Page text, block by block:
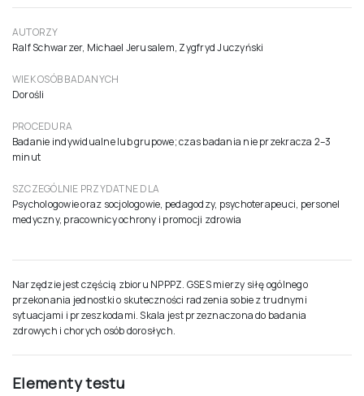
AUTORZY
Ralf Schwarzer, Michael Jerusalem, Zygfryd Juczyński
WIEK OSÓB BADANYCH
Dorośli
PROCEDURA
Badanie indywidualne lub grupowe; czas badania nie przekracza 2–3
minut
SZCZEGÓLNIE PRZYDATNE DLA
Psychologowie oraz socjologowie, pedagodzy, psychoterapeuci, personel
medyczny, pracownicy ochrony i promocji zdrowia
Narzędzie jest częścią zbioru NPPPZ. GSES mierzy siłę ogólnego
przekonania jednostki o skuteczności radzenia sobie z trudnymi
sytuacjami i przeszkodami. Skala jest przeznaczona do badania
zdrowych i chorych osób dorosłych.
Elementy testu